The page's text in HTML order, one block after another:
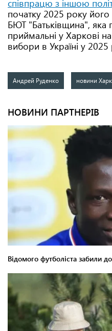
співпрацю з іншою
початку 2025 року його
БЮТ "Батьківщина", яка
приймальні у Харкові
вибори в Україні у 2025
Андрей Руденко новини